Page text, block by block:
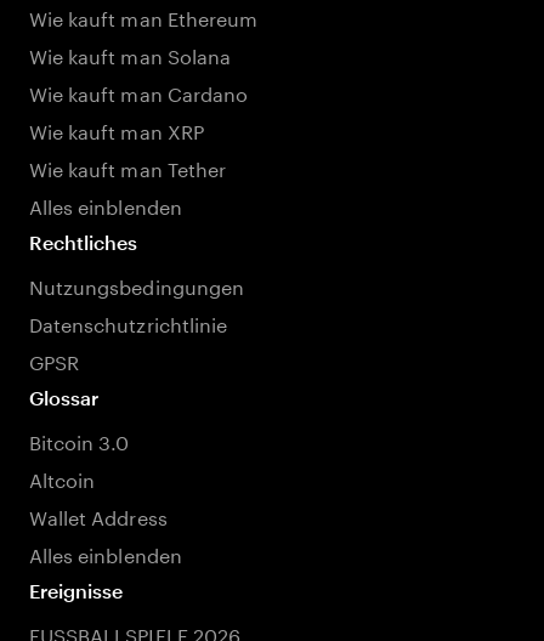
Wie kauft man Ethereum
Wie kauft man Solana
Wie kauft man Cardano
Wie kauft man XRP
Wie kauft man Tether
Alles einblenden
Rechtliches
Nutzungsbedingungen
Datenschutzrichtlinie
GPSR
Glossar
Bitcoin 3.0
Altcoin
Wallet Address
Alles einblenden
Ereignisse
FUSSBALLSPIELE 2026